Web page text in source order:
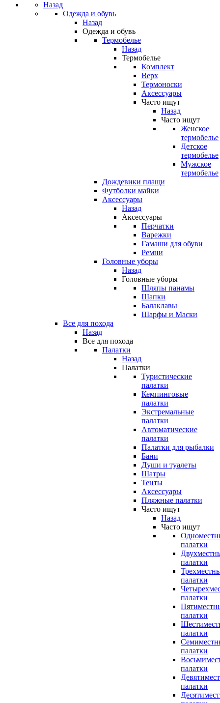
Назад
Одежда и обувь
Назад
Одежда и обувь
Термобелье
Назад
Термобелье
Комплект
Верх
Термоноски
Аксессуары
Часто ищут
Назад
Часто ищут
Женское
термобелье
Детское
термобелье
Мужское
термобелье
Дождевики плащи
Футболки майки
Аксессуары
Назад
Аксессуары
Перчатки
Варежки
Гамаши для обуви
Ремни
Головные уборы
Назад
Головные уборы
Шляпы панамы
Шапки
Балаклавы
Шарфы и Маски
Все для похода
Назад
Все для похода
Палатки
Назад
Палатки
Туристические
палатки
Кемпинговые
палатки
Экстремальные
палатки
Автоматические
палатки
Палатки для рыбалки
Бани
Души и туалеты
Шатры
Тенты
Аксессуары
Пляжные палатки
Часто ищут
Назад
Часто ищут
палатки
палатки
палатки
палатки
палатки
палатки
палатки
палатки
палатки